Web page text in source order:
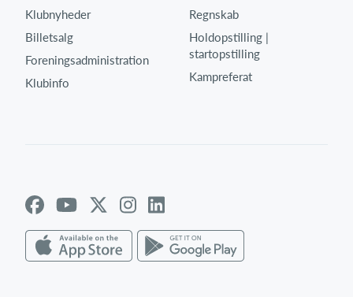
Klubnyheder
Billetsalg
Foreningsadministration
Klubinfo
Regnskab
Holdopstilling |
startopstilling
Kampreferat